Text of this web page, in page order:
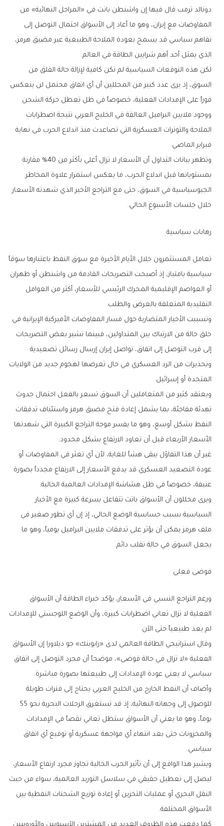
دونالد ترمب قال فيها إن واشنطن باتت في «المراحل النهائية» من
المفاوضات مع إيران، وهو ما أعاد إلى الأسواق احتمال التوصل إلى
تفاهم سياسي قد يسمح بعودة الملاحة الطبيعية عبر مضيق هرمز،
الذي يمثل أحد أهم شرايين الطاقة في العالم.
لكن هذه التوقعات السياسية لم تكن كافية لإزالة حالة القلق من
السوق، إذ يرى عدد كبير من المحللين أن أي اتفاق محتمل لن ينعكس
فوراً على الإمدادات الفعلية، خصوصاً في ظل تعطل حركة الشحن
ووجود ملايين البراميل العالقة في الخليج العربي نتيجة اضطرابات
الملاحة والتوترات العسكرية التي تصاعدت منذ اندلاع الحرب في نهاية
فبراير الماضي.
وتظهر بيانات التداول أن الأسعار لا تزال أعلى بأكثر من 40% مقارنة
بمستوياتها قبل اندلاع الحرب، ما يعكس استمرار علاوة المخاطر
الجيوسياسية في السوق، حتى مع التراجع الأخير الذي شهدته الأسعار
خلال جلسات الأسبوع الحالي.
رهانات سياسية
تعامل المستثمرون خلال الأيام الأخيرة مع سوق النفط باعتبارها سوقاً
سياسية بامتياز، إذ أصبحت التصريحات القادمة من واشنطن أو طهران
أو العواصم الإقليمية المحرك الرئيسي للأسعار، أكثر من العوامل
التقليدية المتعلقة بالعرض والطلب.
وتسببت الأخبار المتضاربة حول مسار المفاوضات الأميركية الإيرانية في
خلق حالة من الارتباك بين المتداولين، فبينما تشير بعض التصريحات
إلى قرب التوصل إلى اتفاق، تواصل إيران إرسال رسائل تصعيدية
وتحذيرات من الرد العسكري في حال تعرضها لهجوم جديد من الولايات
المتحدة أو إسرائيل.
ويعتقد كثير من المتعاملين أن السوق تسعر بالفعل احتمال حدوث
تهدئة مفاجئة، بما يشمل إعادة فتح مضيق هرمز واستئناف تدفقات
النفط بشكل أوسع، وهو ما يفسر موجة التراجع الكبيرة التي شهدتها
الأسعار الأربعاء قبل أن تعاود الارتفاع بشكل محدود.
غير أن هذا التفاؤل يبقى هشاً للغاية، لأن أي تعثر في المفاوضات أو
عودة التصعيد العسكري قد يدفع الأسعار إلى الارتفاع مجدداً بصورة
عنيفة، خصوصاً في ظل هشاشة الإمدادات العالمية الحالية.
ويرى محللون أن الأسواق باتت تتفاعل بسرعة كبيرة مع الأخبار
السياسية بسبب حساسية الوضع الحالي، إذ إن أي تطور صغير في
ملف هرمز يمكن أن يؤثر على تدفقات ملايين البراميل يومياً، وهو ما
يجعل السوق في حالة تقلب دائم.
فوضى فعلي
ورغم التراجع النسبي في الأسعار، يؤكد خبراء الطاقة أن الأسواق
الفعلية لا تزال تعاني اضطرابات كبيرة، وأن الوضع اللوجستي للإمدادات
لم يعد طبيعياً حتى الآن.
وقال استراتيجي الطاقة العالمي لدى «رابوبنك» جو ديلاورا إن الأسواق
الفعلية «لا تزال في حالة فوضى»، موضحاً أن مجرد التوصل إلى اتفاق
سياسي لا يعني عودة الإمدادات إلى طبيعتها بصورة مباشرة.
وأضاف أن النفط الخارج من الخليج العربي يحتاج إلى فترات طويلة
للوصول إلى وجهاته النهائية، إذ قد تستغرق الرحلات البحرية نحو 55
يوماً، وهو ما يعني أن الأسواق ستظل تعاني نقصاً في الإمدادات
والمخزونات حتى بعد انتهاء أي مواجهة عسكرية أو توقيع أي اتفاق
سياسي.
ويشير هذا الواقع إلى أن تأثير الحرب الحالية تجاوز مجرد ارتفاع الأسعار،
ليصل إلى تعطيل حقيقي في سلاسل التوريد العالمية، سواء من حيث
النقل البحري أو عمليات التخزين أو إعادة توزيع الشحنات النفطية بين
الأسواق المختلفة.